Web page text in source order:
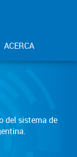
ACERCA
del sistema de